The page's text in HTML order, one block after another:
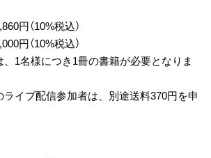
円（10%税込）
（10%税込）
1名様につき1冊の書籍が必要となりま
ライブ配信参加者は、別途送料370円を申